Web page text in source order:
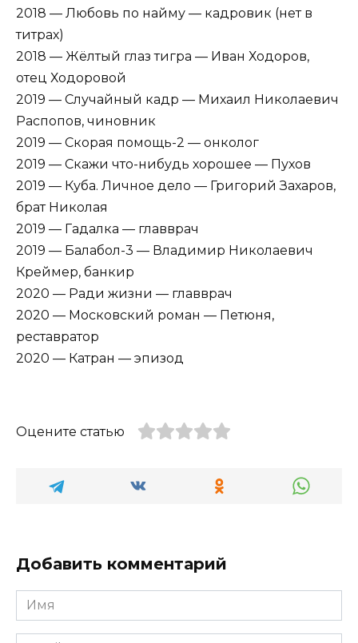
2018 — Любовь по найму — кадровик (нет в
титрах)
2018 — Жёлтый глаз тигра — Иван Ходоров,
отец Ходоровой
2019 — Случайный кадр — Михаил Николаевич
Распопов, чиновник
2019 — Скорая помощь-2 — онколог
2019 — Скажи что-нибудь хорошее — Пухов
2019 — Куба. Личное дело — Григорий Захаров,
брат Николая
2019 — Гадалка — главврач
2019 — Балабол-3 — Владимир Николаевич
Креймер, банкир
2020 — Ради жизни — главврач
2020 — Московский роман — Петюня,
реставратор
2020 — Катран — эпизод
Оцените статью
Добавить комментарий
Имя
*